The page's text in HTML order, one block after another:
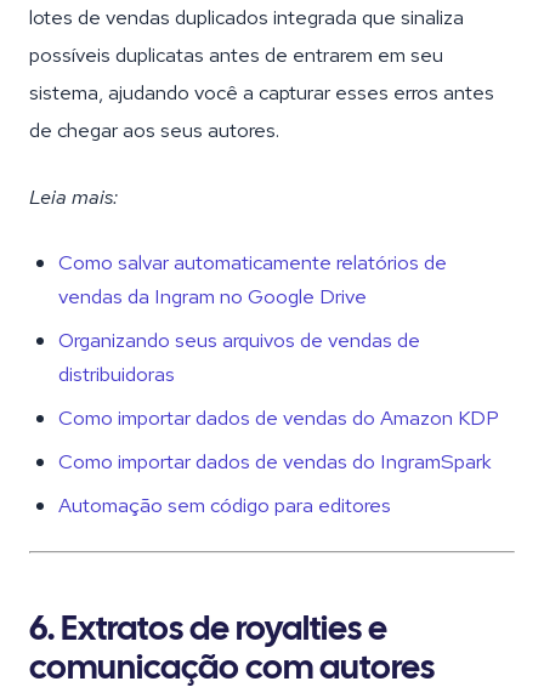
lotes de vendas duplicados integrada que sinaliza
possíveis duplicatas antes de entrarem em seu
sistema, ajudando você a capturar esses erros antes
de chegar aos seus autores.
Leia mais:
Como salvar automaticamente relatórios de
vendas da Ingram no Google Drive
Organizando seus arquivos de vendas de
distribuidoras
Como importar dados de vendas do Amazon KDP
Como importar dados de vendas do IngramSpark
Automação sem código para editores
6. Extratos de royalties e
comunicação com autores